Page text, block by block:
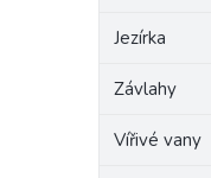
Jezírka
Závlahy
Vířivé vany